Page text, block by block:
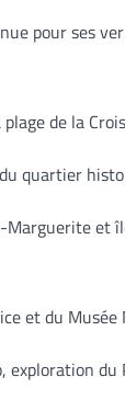
pour ses
de la
quartier
Marguerite et
et du Musée
exploration